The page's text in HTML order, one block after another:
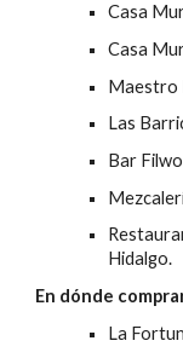
Casa
Casa
Maestro
Las
Bar
Hidalgo.
En dónde
La